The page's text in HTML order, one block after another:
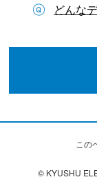
どんな
この
© KYUSHU